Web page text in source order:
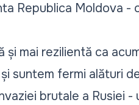
Republica Moldova -
mai rezilientă ca
suntem fermi alături
brutale a Rusiei